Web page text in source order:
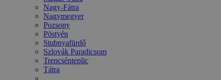
Nagy-Fátra
Nagymegyer
Pozsony
Pöstyén
Stubnyafürdő
Szlovák Paradicsom
Trencsénteplic
Tátra